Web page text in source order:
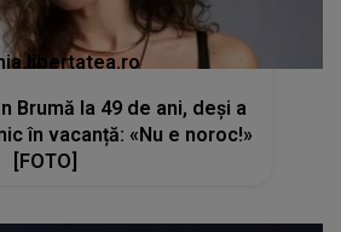
Brumă la 49 de ani, deși a
în vacanță: «Nu e noroc!»
[FOTO]